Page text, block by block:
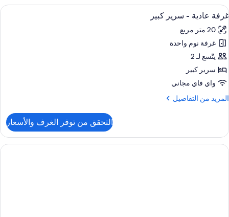
9 عادية - سرير كبير
20 متر مربع
غرفة نوم واحدة
يتّسع لـ 2
سرير كبير
واي فاي مجاني
من التفاصيل
التحقق من توفر الغرف والأسعار